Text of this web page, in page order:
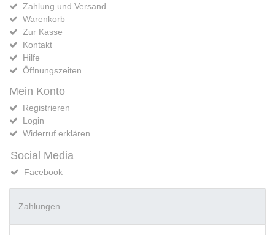
Zahlung und Versand
Warenkorb
Zur Kasse
Kontakt
Hilfe
Öffnungszeiten
Mein Konto
Registrieren
Login
Widerruf erklären
Social Media
Facebook
Zahlungen